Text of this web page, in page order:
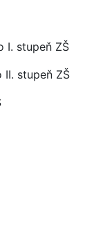
I. stupeň ZŠ
stupeň ZŠ